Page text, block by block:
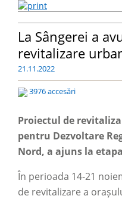
La Sângerei a
revitalizare
21.11.2022
3976 accesări
Proiectul de
pentru Dezvoltare
Nord, a ajuns la
În perioada 14-21
de revitalizare a